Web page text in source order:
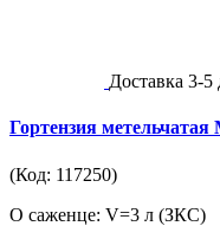
Доставка 3-5
Гортензия
(Код: 117250)
О саженце: V=3 л (ЗКС)